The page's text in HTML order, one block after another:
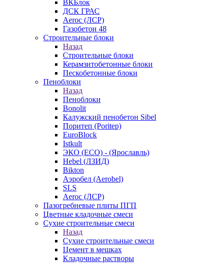
ВКБлок
ДСК ГРАС
Aeroc (ЛСР)
Газобетон 48
Строительные блоки
Назад
Строительные блоки
Керамзитобетонные блоки
Пескобетонные блоки
Пеноблоки
Назад
Пеноблоки
Bonolit
Калужский пенобетон Sibel
Поритеп (Poritep)
EuroBlock
Istkult
ЭКО (ECO) - (Ярославль)
Hebel (ЛЗИД)
Bikton
Аэробел (Aerobel)
SLS
Aeroc (ЛСР)
Пазогребневые плиты ПГП
Цветные кладочные смеси
Сухие строительные смеси
Назад
Сухие строительные смеси
Цемент в мешках
Кладочные растворы